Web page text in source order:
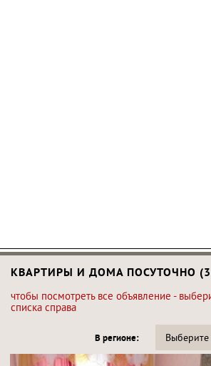
КВАРТИРЫ И ДОМА ПОСУТОЧНО
чтобы посмотреть все объявление -
списка справа
В регионе: Выберите